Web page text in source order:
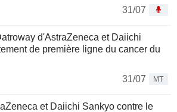
31/07
d'AstraZeneca et Daiichi
de première ligne du cancer du
31/07
MT
et Daiichi Sankyo contre le